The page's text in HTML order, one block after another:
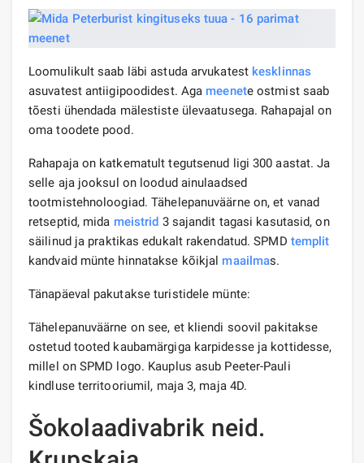
Loomulikult saab läbi astuda arvukatest kesklinnas
asuvatest antiigipoodidest. Aga meenete ostmist saab
tõesti ühendada mälestiste ülevaatusega. Rahapajal on
oma toodete pood.
Rahapaja on katkematult tegutsenud ligi 300 aastat. Ja
selle aja jooksul on loodud ainulaadsed
tootmistehnoloogiad. Tähelepanuväärne on, et vanad
retseptid, mida meistrid 3 sajandit tagasi kasutasid, on
säilinud ja praktikas edukalt rakendatud. SPMD templit
kandvaid münte hinnatakse kõikjal maailmas.
Tänapäeval pakutakse turistidele münte:
Tähelepanuväärne on see, et kliendi soovil pakitakse
ostetud tooted kaubamärgiga karpidesse ja kottidesse,
millel on SPMD logo. Kauplus asub Peeter-Pauli
kindluse territooriumil, maja 3, maja 4D.
Šokolaadivabrik neid.